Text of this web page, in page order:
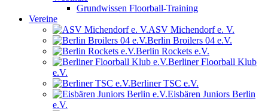
Grundwissen Floorball-Training
Vereine
ASV Michendorf e. V.
Berlin Broilers 04 e.V.
Berlin Rockets e.V.
Berliner Floorball Klub
e.V.
Berliner TSC e.V.
Eisbären Juniors Berlin
e.V.